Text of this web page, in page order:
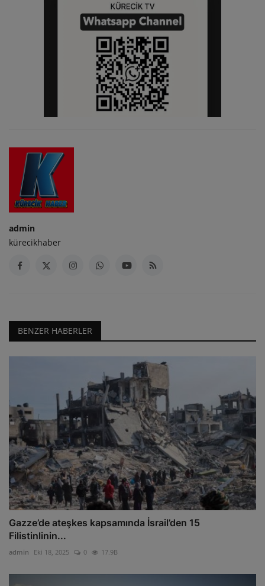
admin
kürecikhaber
BENZER HABERLER
Gazze’de ateşkes kapsamında İsrail’den 15
Filistinlinin...
admin Eki 18, 2025 0 17.9B